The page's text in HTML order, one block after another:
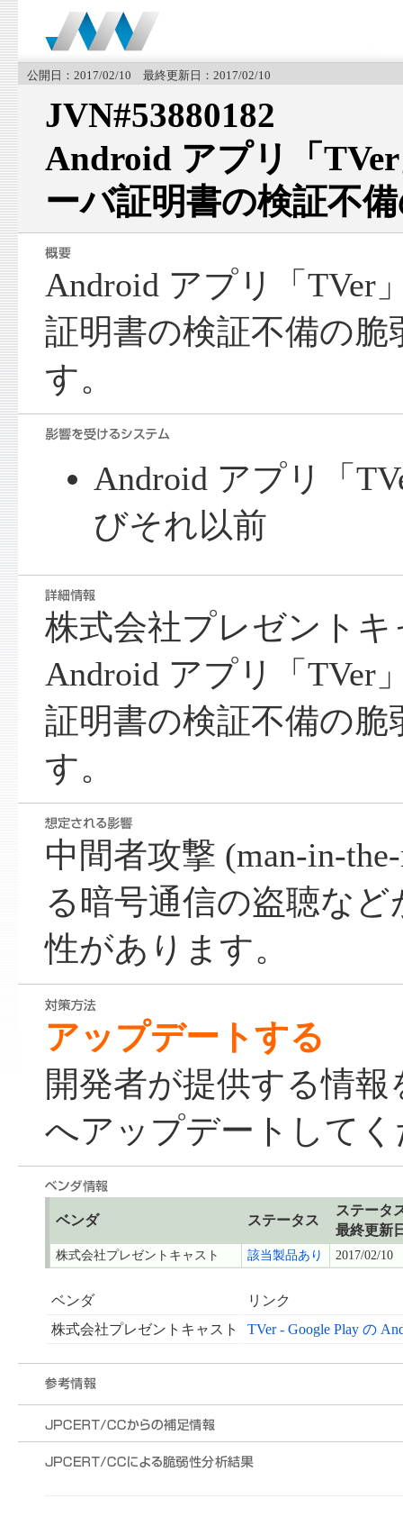
公開日：2017/02/10 最終更新日：2017/02/10
JVN#53880182
Android アプリ「
ーバ証明書の検証不
Android アプリ「TVer
証明書の検証不備の脆
す。
Android アプリ「
びそれ以前
株式会社プレゼント
Android アプリ「TVer
証明書の検証不備の脆
す。
中間者攻撃 (man-in-
る暗号通信の盗聴な
性があります。
アップデートする
開発者が提供する情
へアップデートして
ベンダ ステータス
ステータ
最終更新
株式会社プレゼントキャスト 該当製品あり 2017/02/10
ベンダ
リンク
株式会社プレゼントキャスト
TVer - Google Play の